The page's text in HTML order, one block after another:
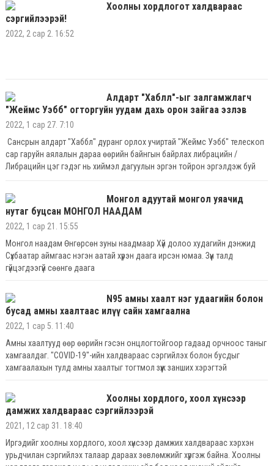
Хоолны хордлогот халдвараас
сэргийлээрэй!
2022, 2 сар 2. 16:52
Алдарт "Хаблл"-ыг залгамжлагч
"Жеймс Уэбб" огторгуйн уудам дахь орон зайгаа эзлэв
2022, 1 сар 27. 7:10
Сансрын алдарт "Хаббл" дуранг орлох учиртай "Жеймс Уэбб" телескоп
сар гаруйн аялалын дараа өөрийн байнгын байрлах либрацийн /
Либрацийн цэг гэдэг нь хиймэл дагуулын эргэн тойрон эргэлдэж буй
талбай нь бие биеэ нөхдөг тийм цэг юм. Тиймээс дуран нь тэдгээртэй
харьцуулахад харьцангуй хөдөлгөөнгүй байж чаддаг.
Монгол адуутай монгол уяачид
нутаг буцсан МОНГОЛ НААДАМ
2022, 1 сар 21. 15:55
Монгол наадам Өнгөрсөн зуны наадмаар Хүй долоо худагийн дэнжид
Сүхбаатар аймгаас нэгэн аатай хүрэн даага ирсэн юмаа. Зүүн талд
гүйцэгдээгүй сөөнгө даага
N95 амны хаалт нэг удаагийн болон
бусад амны хаалтаас илүү сайн хамгаална
2022, 1 сар 5. 11:40
Амны хаалтууд өөр өөрийн гэсэн онцлогтойгоор гадаад орчноос таныг
хамгаалдаг. "COVID-19"-ийн халдвараас сэргийлэх болон бусдыг
хамгаалахын тулд амны хаалтыг тогтмол зүүж занших хэрэгтэй
Хоолны хордлого, хоол хүнсээр
дамжих халдвараас сэргийлээрэй
2021, 12 сар 31. 18:40
Иргэдийг хоолны хордлого, хоол хүнсээр дамжих халдвараас хэрхэн
урьдчилан сэргийлэх талаар дараах зөвлөмжийг хүргэж байна. Хоолны